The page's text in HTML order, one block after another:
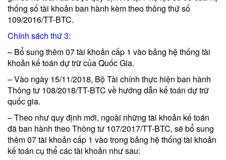
thống số tài khoản ban hành kèm theo thông thứ số
109/2016/TT-BTC.
Chính sách thứ 3:
– Bổ sung thêm 07 tài khoản cấp 1 vào bảng hệ thống tài
khoản kế toán dự trữ của Quốc Gia.
– Vào ngày 15/11/2018, Bộ Tài chính thực hiện ban hành
Thông tư 108/2018/TT-BTC về hướng dẫn kế toán dự trữ
quốc gia.
– Theo như quy định mới, ngoài những tài khoản kế toán
đã ban hành theo Thông tư 107/2017/TT-BTC, sẽ bổ sung
thêm 07 tài khoản cấp 1 vào trong bảng hệ thống tài khoản
kế toán cụ thể các tài khoản như sau: